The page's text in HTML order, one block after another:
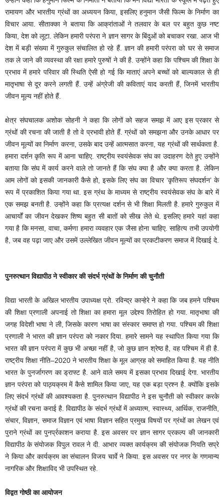
रामायण और भारतीय ग्रंथों का अध्ययन किया, इसलिए हनुमान जैसी फिल्म के निर्माण का
विचार आया. सीताक्का ने बताया कि आक्रांताओं ने तलवार के बल पर बहुत कुछ नष्ट
किया, देश को लूटा. लेकिन हमारी परंपरा ने ज्ञान सागर के बिंदुओं को बचाकर रखा. आज भी
देश में बड़ी संख्या में गुरुकुल संचालित हो रहे हैं. ज्ञान की हमारी परंपरा को घर से समाज
तक ले जाने की व्यवस्था की रक्षा हमारे पुरुषों ने की है. उन्होंने कहा कि पश्चिम की शिक्षा के
प्रभाव में हमारे परिवार की स्थिति ऐसी हो गई कि माताएं अपने बच्चों को बाल्यकाल से ही
मातृभाषा से दूर करने लगती हैं. उन्हें अंग्रेजी की कविताएं याद करती हैं, जिनमें भारतीय
जीवन मूल्य नहीं होते हैं.
क्षेत्र संघचालक अशोक सोहनी ने कहा कि लोगों को सहज समझ में आए इस प्रकार से
ग्रंथों की रचना की जाती है तो वे प्रभावी होते हैं. ग्रंथों को समझना और उनके आधार पर
जीवन मूल्यों का निर्माण करना, उसके बाद उन्हें आत्मसात करना, यह ग्रंथों की सार्थकता है.
हमारा दर्शन कृति रूप में आना चाहिए. राष्ट्रीय स्वयंसेवक संघ का उदाहरण देते हुए उन्होंने
बताया कि संघ में कार्य करने वाले तो जानते हैं कि संघ क्या है और क्या करता है. लेकिन
आम लोगों को इसकी जानकारी कैसे हो, इसके लिए संघ का विचार ‘कृतिरूप संघदर्शन’ के
रूप में प्रकाशित किया गया था. इस ग्रंथ के माध्यम से राष्ट्रीय स्वयंसेवक संघ के बारे में
एक समझ बनती है. उन्होंने कहा कि प्रत्यक्ष दर्शन से भी शिक्षा मिलती है. हमारे गुरुकुल में
आचार्यों का जीवन देखकर शिष्य बहुत सी बातों को सीख लेते थे. इसलिए हमारे यहां कहा
गया है कि मनसा, वाचा, कर्मणा हमारा व्यवहार एक जैसा होना चाहिए. साहित्य तभी उपयोगी
है, जब वह पढ़ा जाए और उसमें उल्लेखित जीवन मूल्यों का प्रकटीकरण समाज में दिखाई दे.
पुनरुत्थान विद्यापीठ ने स्वीकार की संदर्भ ग्रंथों के निर्माण की चुनौती
विद्या भारती के अखिल भारतीय उपाध्यक्ष प्रो. रविन्द्र कान्हेरे ने कहा कि जब हमने पश्चिम
की शिक्षा प्रणाली अपनाई तो शिक्षा का हमारा मूल उद्देश्य तिरोहित हो गया. मातृभाषा की
जगह विदेशी भाषा ने ली, जिसके कारण भाषा का संस्कार समाप्त हो गया. पश्चिम की शिक्षा
प्रणाली ने भारत की ज्ञान परंपरा को नकार दिया. हमारे सामने यह स्थापित किया गया कि
भारत की ज्ञान परंपरा में कुछ भी अच्छा नहीं है, जो कुछ ज्ञान श्रेष्ठ है, वह पश्चिम में ही है.
राष्ट्रीय शिक्षा नीति–2020 ने भारतीय शिक्षा के मूल आग्रह को समाहित किया है. यह नीति
भारत के पुनर्जागरण का ड्राफ्ट है. आने वाले समय में इसका प्रभाव दिखाई देगा. भारतीय
ज्ञान परंपरा को पाठ्यक्रम में कैसे शामिल किया जाए, यह एक बड़ा प्रश्न है. क्योंकि इसके
लिए संदर्भ ग्रंथों की आवश्यकता है. पुनरुत्थान विद्यापीठ ने इस चुनौती को स्वीकार करके
ग्रंथों की रचना कराई है. विद्यापीठ के संदर्भ ग्रंथों में अध्यात्म, स्वास्थ्य, आर्थिक, राजनीति,
संचार, विज्ञान, समाज विज्ञान एवं भाषा विज्ञान सहित प्रमुख विषयों पर ग्रंथों का लेखन एवं
पुराने ग्रंथों का पुनर्प्रकाशन कराया है. इस अवसर पर ज्ञान सागर प्रकल्प की जानकारी
विद्यापीठ के संयोजक विपुल रावल ने दी. आभार व्यक्त कार्यक्रम की संयोजक नियति सप्रे
ने किया और कार्यक्रम का संचालन विजय चार्वे ने किया. इस अवसर पर नगर के गणमान्य
नागरिक और शिक्षाविद भी उपस्थित रहे.
विद्वत गोष्ठी का आयोजन